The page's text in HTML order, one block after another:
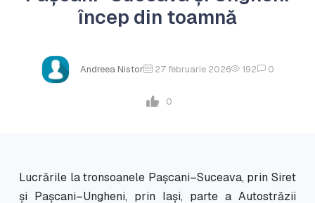
încep din toamnă
Andreea Nistor 27 februarie 2026 192 0
0
Lucrările la tronsoanele Pașcani–Suceava, prin Siret
și Pașcani–Ungheni, prin Iași, parte a Autostrăzii